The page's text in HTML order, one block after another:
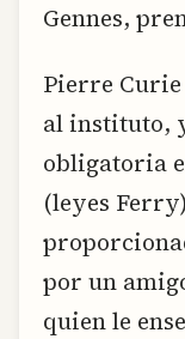
Gennes,
Pierre
al instituto,
obligatoria
(leyes
por un
quien le